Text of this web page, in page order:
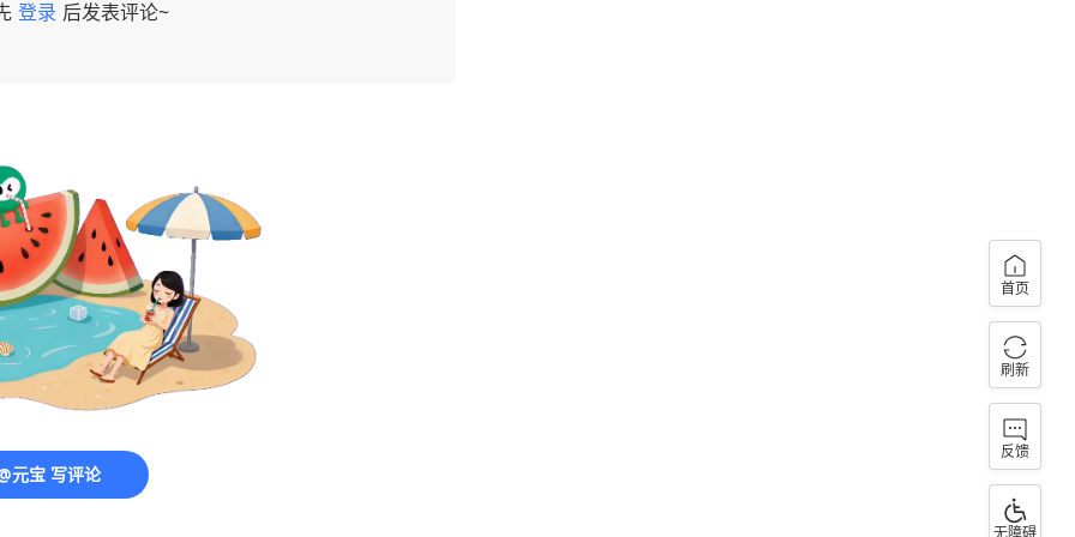
登录 后发表评论~
元宝 写评论
首页
刷新
反馈
无障碍